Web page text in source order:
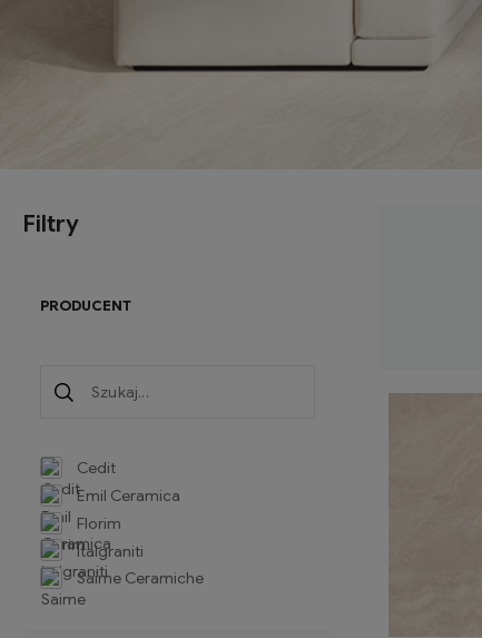
Filtry
PRODUCENT
Cedit
Emil Ceramica
Florim
Italgraniti
Saime Ceramiche